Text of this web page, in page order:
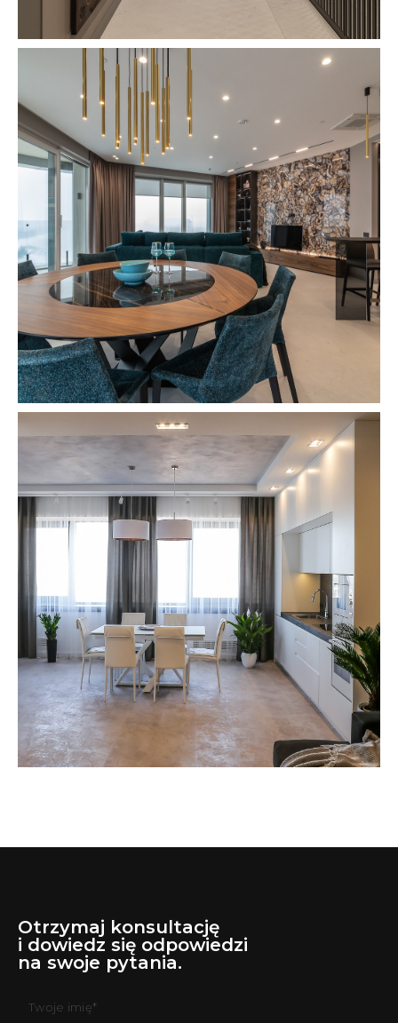
amet consectetur adipiscing
2023 154m 2
Lorem ipsum dolor sit
amet consectetur adipiscing
2023 154m
Lorem ipsum dolor sit
amet consectetur adipiscing
Otrzymaj konsultację
i dowiedz się odpowiedzi
na swoje pytania.